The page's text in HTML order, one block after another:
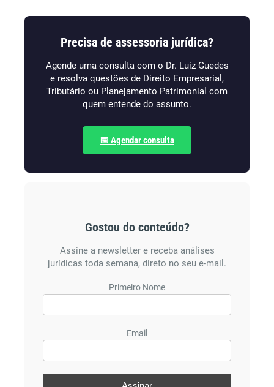
Precisa de assessoria jurídica?
Agende uma consulta com o Dr. Luiz Guedes
e resolva questões de Direito Empresarial,
Tributário ou Planejamento Patrimonial com
quem entende do assunto.
📅 Agendar consulta
Gostou do conteúdo?
Assine a newsletter e receba análises
jurídicas toda semana, direto no seu e-mail.
Primeiro Nome
Email